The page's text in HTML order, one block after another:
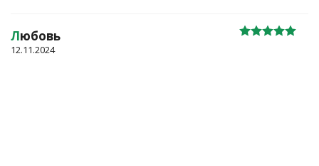
Любовь
12.11.2024